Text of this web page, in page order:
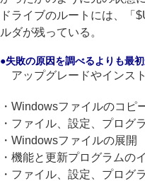
ドライブのルートには、「
ルダが残っている。
●失敗の原因を調べるよりも最
アップグレードやインスト
・Windowsファイルのコピ
・ファイル、設定、プログ
・Windowsファイルの展開
・機能と更新プログラムの
・ファイル、設定、プログ